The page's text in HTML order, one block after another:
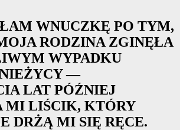
WNUCZKĘ PO TYM,
RODZINA ZGINĘŁA
WYPADKU
—
LAT PÓŹNIEJ
MI LIŚCIK, KTÓRY
DRŻĄ MI SIĘ RĘCE.